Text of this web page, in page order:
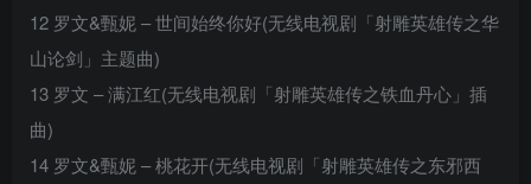
12 罗文&甄妮 – 世间始终你好(无线电视剧「射雕英雄传之华
山论剑」主题曲)
13 罗文 – 满江红(无线电视剧「射雕英雄传之铁血丹心」插
曲)
14 罗文&甄妮 – 桃花开(无线电视剧「射雕英雄传之东邪西